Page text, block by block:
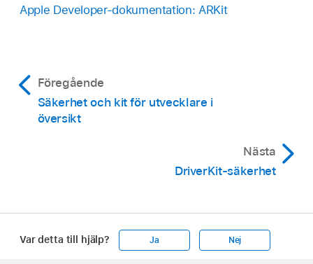
Apple Developer-dokumentation: ARKit
Föregående
Säkerhet och kit för utvecklare i
översikt
Nästa
DriverKit-säkerhet
Var detta till hjälp? Ja Nej